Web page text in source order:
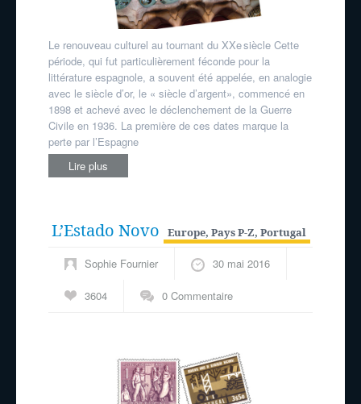
Le renouveau culturel au tournant du XXe siècle Cette
période, qui fut particulièrement féconde pour la
littérature espagnole, a souvent été appelée, en analogie
avec le siècle d’or, le « siècle d’argent», commencé en
1898 et achevé avec le déclenchement de la Guerre
Civile en 1936. La première de ces dates marque la
perte par l’Espagne
Lire plus
L’Estado Novo Europe, Pays P-Z, Portugal
Sophie Fournier 30 mai 2016
3604 0 Commentaire